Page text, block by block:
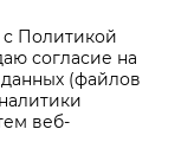
Управляющая
cookie
с Политикой
согласие на
(файлов
веб-